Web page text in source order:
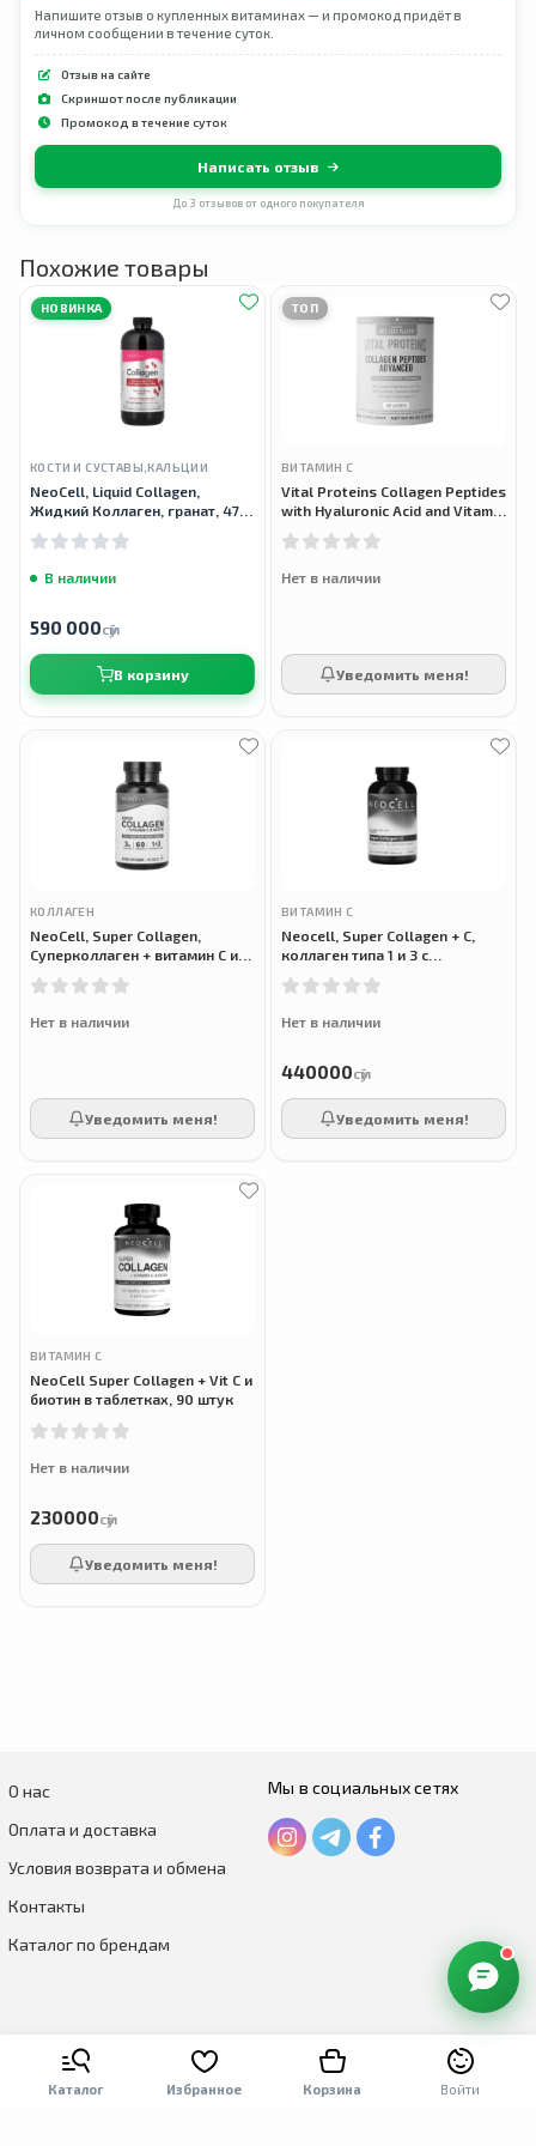
Напишите отзыв о купленных витаминах — и промокод придёт в
личном сообщении в течение суток.
Отзыв на сайте
Скриншот после публикации
Промокод в течение суток
Написать отзыв
До 3 отзывов от одного покупателя
Похожие товары
НОВИНКА
КОСТИ И СУСТАВЫ,КАЛЬЦИИ
NeoCell, Liquid Collagen,
Жидкий Коллаген, гранат, 473
В наличии
590 000сӯм
В корзину
ТОП
ВИТАМИН С
Vital Proteins Collagen Peptides
with Hyaluronic Acid and Vitamin
гиалуроновй кислотой и
Нет в наличии
Уведомить меня!
КОЛЛАГЕН
NeoCell, Super Collagen,
Суперколлаген + витамин C и
биотин, 180 таблеток
Нет в наличии
Уведомить меня!
ВИТАМИН С
Neocell, Super Collagen + C,
коллаген типа 1 и 3 с
витамином C, 360 таблеток
Нет в наличии
440000сӯм
Уведомить меня!
ВИТАМИН С
NeoCell Super Collagen + Vit C и
биотин в таблетках, 90 штук
Нет в наличии
230000сӯм
Уведомить меня!
Каталог Избранное Корзина Войти
О нас
Оплата и доставка
Условия возврата и обмена
Контакты
Каталог по брендам
Мы в социальных сетях